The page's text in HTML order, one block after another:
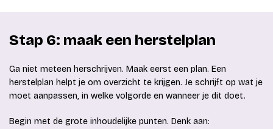
Stap 6: maak een herstelplan
Ga niet meteen herschrijven. Maak eerst een plan. Een
herstelplan helpt je om overzicht te krijgen. Je schrijft op wat je
moet aanpassen, in welke volgorde en wanneer je dit doet.
Begin met de grote inhoudelijke punten. Denk aan: